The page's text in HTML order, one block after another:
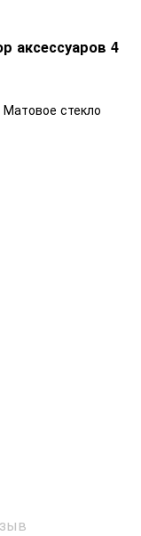
аксессуаров 4
стекло